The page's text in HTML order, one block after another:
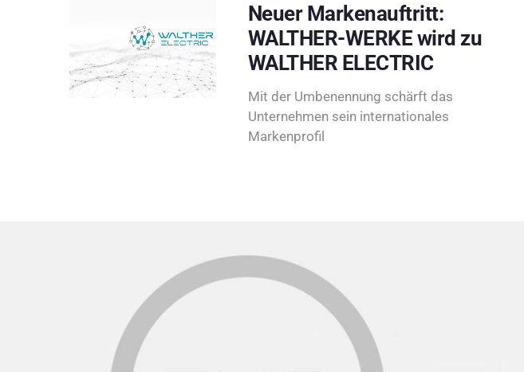
Neuer Markenauftritt:
WALTHER-WERKE wird zu
WALTHER ELECTRIC
Mit der Umbenennung schärft das
Unternehmen sein internationales
Markenprofil